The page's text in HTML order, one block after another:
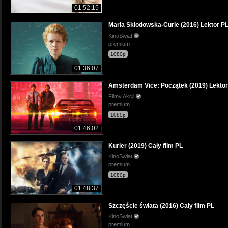
01:52:15
01:36:07
Maria Skłodowska-Curie (2016) Lektor PL
KinoSwiat
premium
1080p
01:46:02
Amsterdam Vice: Początek (2019)
Filmy Akcji
premium
1080p
01:48:37
Kurier (2019) Cały film PL
KinoSwiat
premium
1080p
Szczęście świata (2016) Cały film PL
KinoSwiat
premium